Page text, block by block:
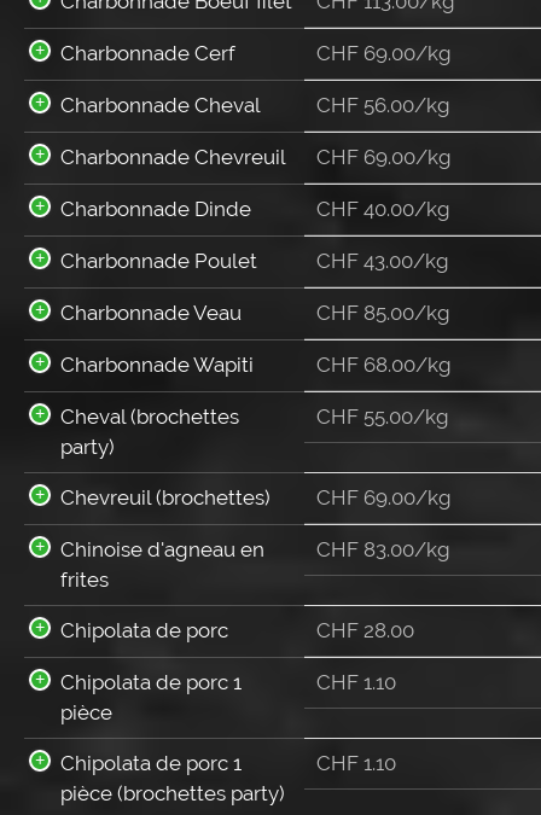
Charbonnade Cerf CHF 69.00/kg
Charbonnade Cheval CHF 56.00/kg
Charbonnade Chevreuil CHF 69.00/kg
Charbonnade Dinde CHF 40.00/kg
Charbonnade Poulet CHF 43.00/kg
Charbonnade Veau CHF 85.00/kg
Charbonnade Wapiti CHF 68.00/kg
Cheval (brochettes
party)
CHF 55.00/kg
Chevreuil (brochettes) CHF 69.00/kg
Chinoise d'agneau en
frites
CHF 83.00/kg
Chipolata de porc CHF 28.00
Chipolata de porc 1
pièce
CHF 1.10
Chipolata de porc 1
pièce (brochettes party)
CHF 1.10